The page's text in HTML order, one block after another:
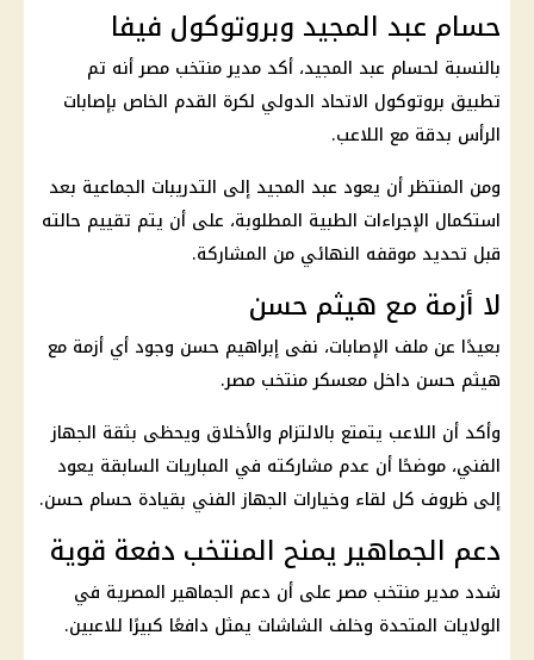
حسام عبد المجيد وبروتوكول فيفا
بالنسبة لحسام عبد المجيد، أكد مديرمنتخب مصرأنه تم
تطبيق بروتوكول الاتحاد الدولي لكرة القدم الخاص بإصابات
الرأس بدقة مع اللاعب.
ومن المنتظر أن يعود عبد المجيد إلى التدريبات الجماعية بعد
استكمال الإجراءات الطبية المطلوبة، على أن يتم تقييم حالته
قبل تحديد موقفه النهائي من المشاركة.
لا أزمة مع هيثم حسن
بعيدًا عن ملف الإصابات، نفى إبراهيم حسن وجود أي أزمة مع
هيثم حسن داخل معسكرمنتخب مصر.
وأكد أن اللاعب يتمتع بالالتزام والأخلاق ويحظى بثقة الجهاز
الفني، موضحًا أن عدم مشاركته في المباريات السابقة يعود
إلى ظروف كل لقاء وخيارات الجهاز الفني بقيادة حسام حسن.
دعم الجماهير يمنح المنتخب دفعة قوية
شدد مديرمنتخب مصرعلى أن دعم الجماهير المصرية في
الولايات المتحدة وخلف الشاشات يمثل دافعًا كبيرًا للاعبين.